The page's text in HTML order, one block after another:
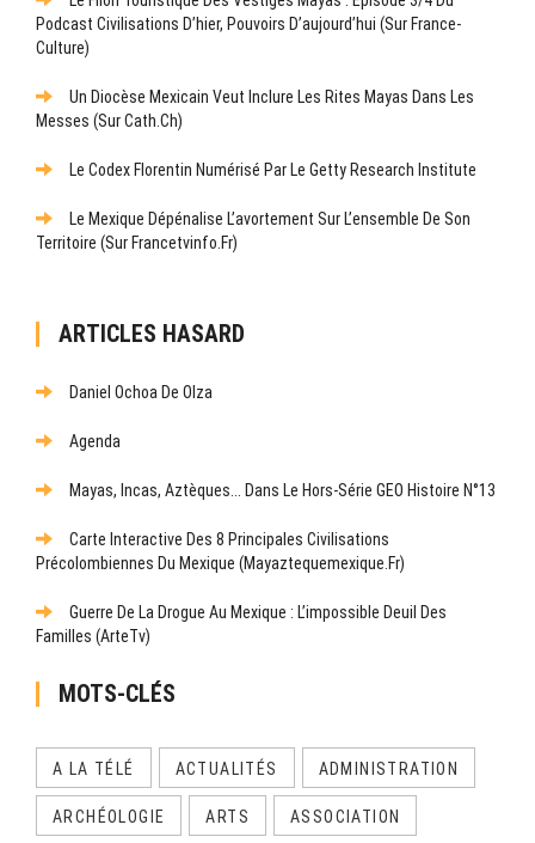
Podcast Civilisations D’hier, Pouvoirs D’aujourd’hui (sur France-
Culture)
Un Diocèse Mexicain Veut Inclure Les Rites Mayas Dans Les
Messes (sur Cath.ch)
Le Codex Florentin Numérisé Par Le Getty Research Institute
Le Mexique Dépénalise L’avortement Sur L’ensemble De Son
Territoire (sur Francetvinfo.fr)
ARTICLES HASARD
Daniel Ochoa De Olza
Agenda
Mayas, Incas, Aztèques... Dans Le Hors-Série GEO Histoire N°13
Carte Interactive Des 8 Principales Civilisations
Précolombiennes Du Mexique (mayaztequemexique.fr)
Guerre De La Drogue Au Mexique : L’impossible Deuil Des
Familles (ArteTv)
MOTS-CLÉS
A LA TÉLÉ ACTUALITÉS ADMINISTRATION
ARCHÉOLOGIE ARTS ASSOCIATION